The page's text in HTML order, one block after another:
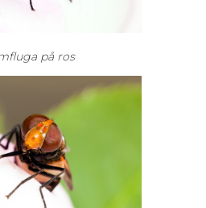
på ros